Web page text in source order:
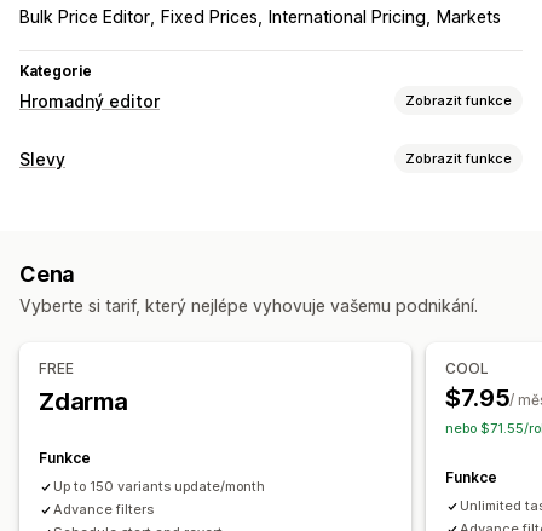
Bulk Price Editor
Fixed Prices International Pricing Markets
Kategorie
Hromadný editor Zobrazit funkce
Upravitelné zdroje
Vrácení zpět
Slevy Zobrazit funkce
Cena
Vyberte si tarif, který nejlépe vyhovuje vašemu podnikání.
FREE
Zdarma
Funkce
Up to 150 variants update/month
Advance filters
COOL
$7.95/
nebo $71.55/
Funkce
Unlimited